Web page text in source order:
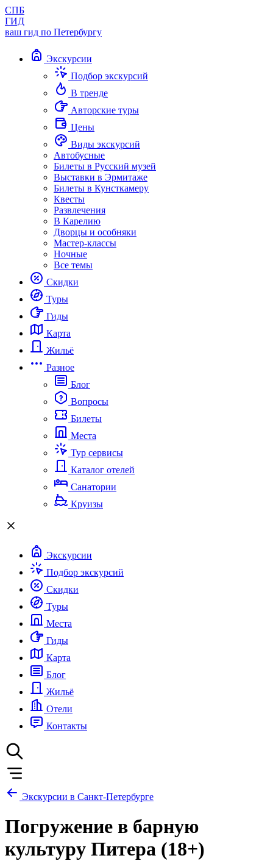
СПБ
ГИД
ваш гид по Петербургу
Экскурсии
Подбор экскурсий
В тренде
Авторские туры
Цены
Виды экскурсий
Автобусные
Билеты в Русский музей
Выставки в Эрмитаже
Билеты в Кунсткамеру
Квесты
Развлечения
В Карелию
Дворцы и особняки
Мастер-классы
Ночные
Все темы
Скидки
Туры
Гиды
Карта
Жильё
Разное
Блог
Вопросы
Билеты
Места
Тур сервисы
Каталог отелей
Санатории
Круизы
Экскурсии
Подбор экскурсий
Скидки
Туры
Места
Гиды
Карта
Блог
Жильё
Отели
Контакты
Экскурсии в Санкт-Петербурге
Погружение в барную
культуру Питера (18+)